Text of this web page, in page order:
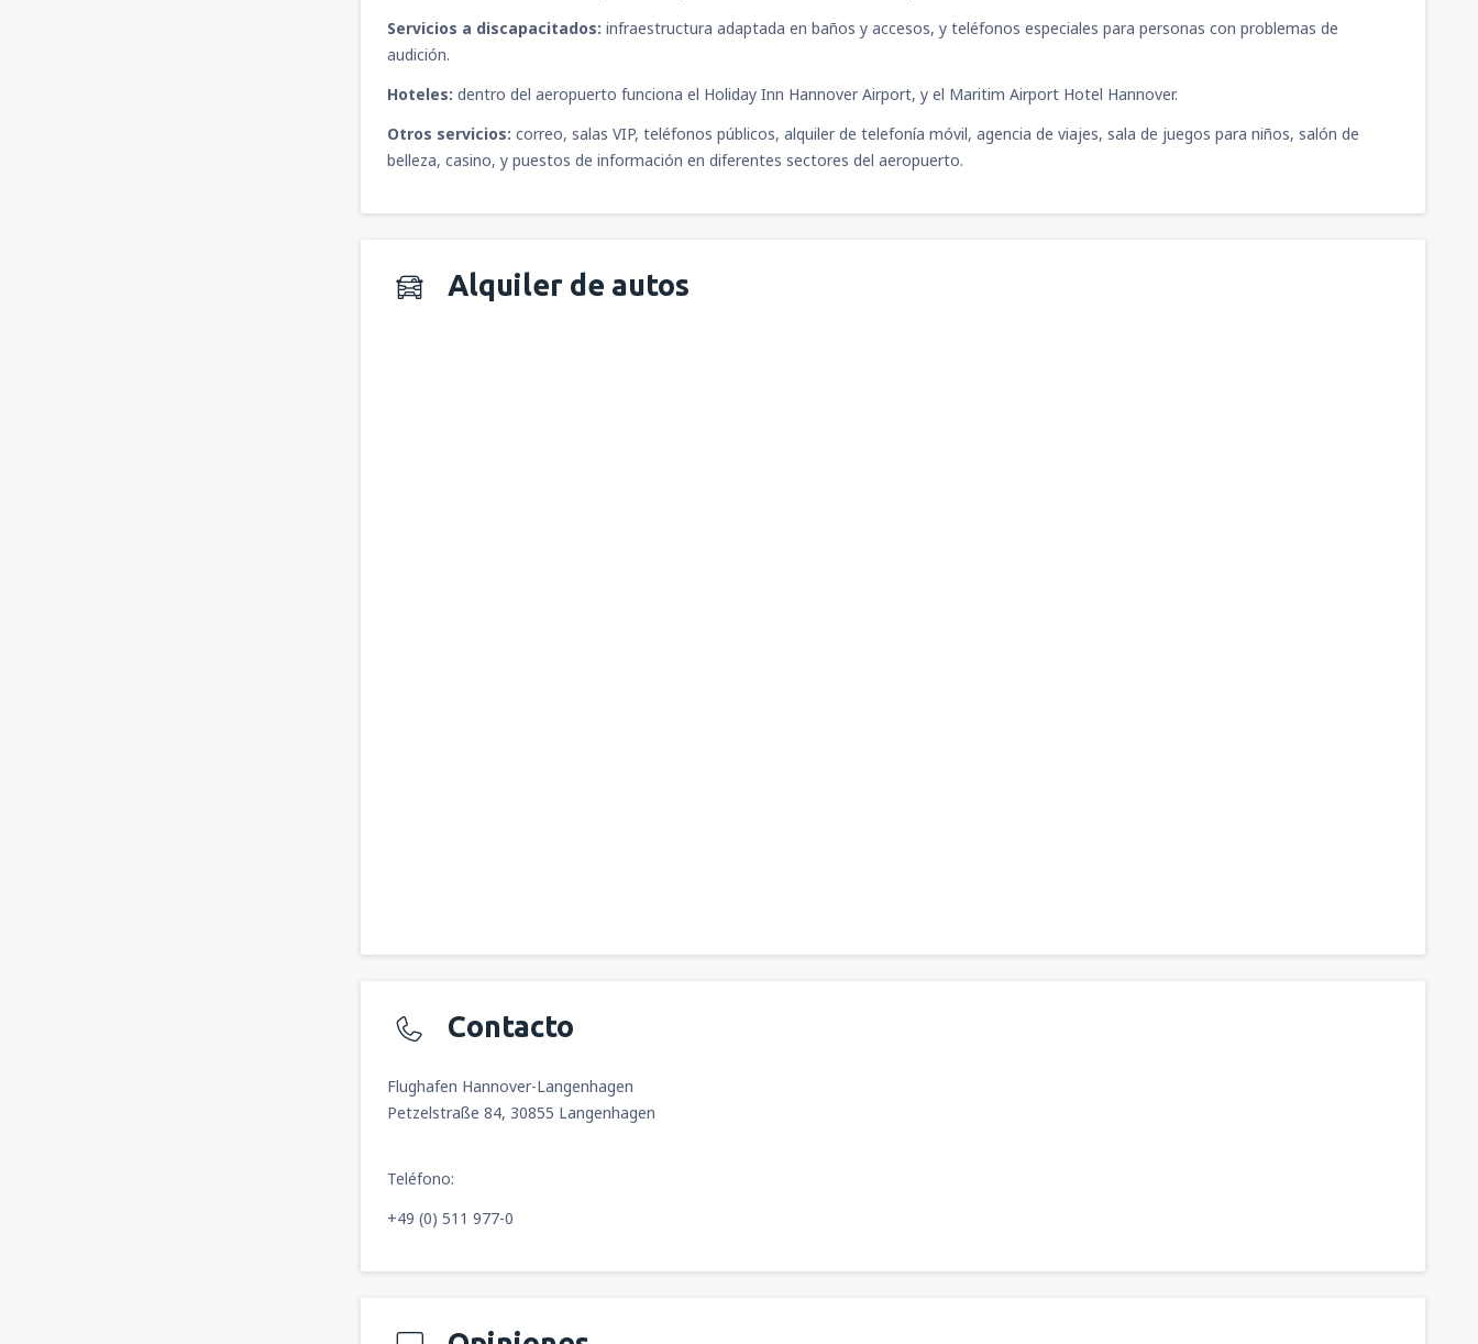
Servicios a discapacitados: infraestructura adaptada en baños y accesos, y teléfonos especiales para personas con problemas de
audición.
Hoteles: dentro del aeropuerto funciona el Holiday Inn Hannover Airport, y el Maritim Airport Hotel Hannover.
Otros servicios: correo, salas VIP, teléfonos públicos, alquiler de telefonía móvil, agencia de viajes, sala de juegos para niños, salón de
belleza, casino, y puestos de información en diferentes sectores del aeropuerto.
Alquiler de autos
Contacto
Flughafen Hannover-Langenhagen
Petzelstraße 84, 30855 Langenhagen
Teléfono:
+49 (0) 511 977-0